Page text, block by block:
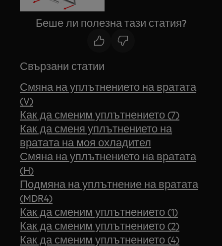
Беше ли полезна тази статия?
Свързани статии
Смяна на уплътнението на вратата
(V)
Как да сменим уплътнението (7)
Как да сменя уплътнението на
вратата на моя охладител
Смяна на уплътнението на вратата
(H)
Подмяна на уплътнение на вратата
(MDR4)
Как да сменим уплътнението (1)
Как да сменим уплътнението (2)
Как да сменим уплътнението (4)